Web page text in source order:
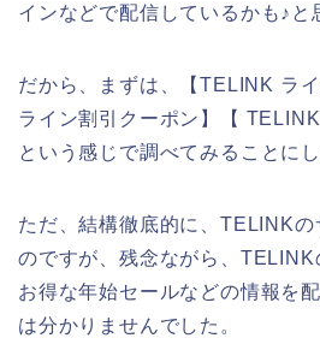
インなどで配信しているかも♪と
だから、まずは、【TELINK ラ
ライン割引クーポン】【
という感じで調べてみることにし
ただ、結構徹底的に、TELINKの
のですが、残念ながら、
お得な年始セールなどの情報を
は分かりませんでした。